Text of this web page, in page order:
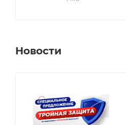
Новости